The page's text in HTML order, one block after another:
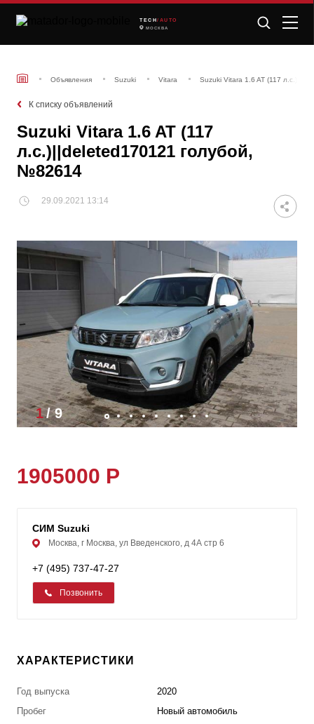
TECH /AUTO
МОСКВА
Объявления Suzuki Vitara Suzuki Vitara 1.6 AT (117
К списку объявлений
Suzuki Vitara 1.6 AT (117
л.с.)||deleted170121 голубой,
№82614
29.09.2021 13:14
1/9
1905000 Р
СИМ Suzuki
Москва, г Москва, ул Введенского, д 4А стр 6
+7 (495) 737-47-27
Позвонить
ХАРАКТЕРИСТИКИ
Год выпуска
2020
Пробег
Новый автомобиль